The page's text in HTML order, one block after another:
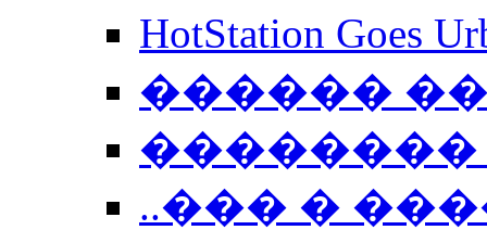
HotStation
������
��������
..��� �